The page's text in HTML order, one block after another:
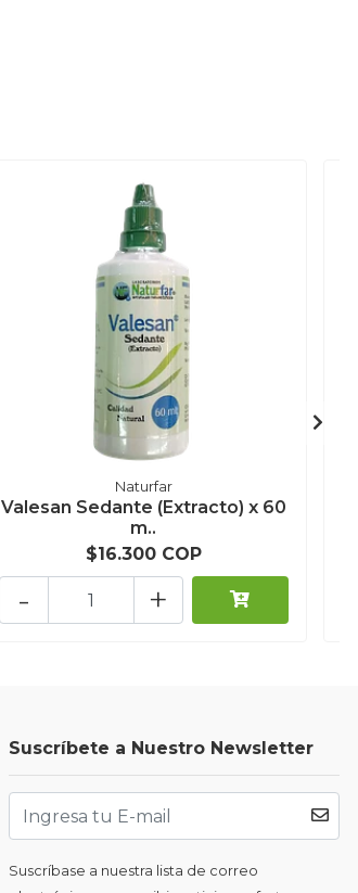
Naturfar
Valesan Sedante (Extracto) x 60
m..
$16.300 COP
+
-
Suscríbete a Nuestro Newsletter
Suscríbase a nuestra lista de correo